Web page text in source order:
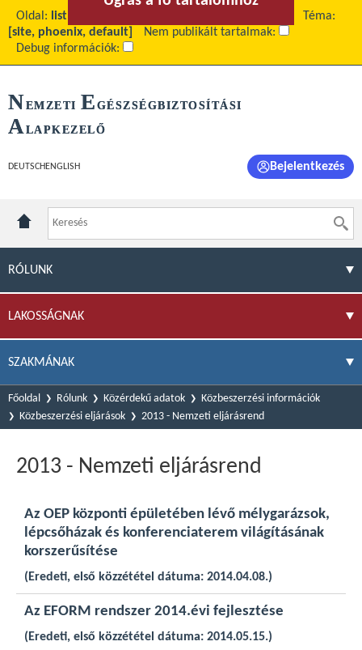
Oldal: list
Téma:
[site, phoenix, default]
Nem publikált tartalmak:
Debug információk:
NEMZETI E GÉSZSÉGBIZTOSÍTÁSI
ALAPKEZELŐ
DEUTSCH ENGLISH Bejelentkezés
RÓLUNK
LAKOSSÁGNAK
SZAKMÁNAK
Főoldal Rólunk Közérdekű adatok
Közbeszerzési információk
Közbeszerzési eljárások
2013 - Nemzeti eljárásrend
2013 - Nemzeti eljárásrend
Az OEP központi épületében lévő mélygarázsok,
lépcsőházak és konferenciaterem világításának
korszerűsítése
(Eredeti, első közzététel dátuma: 2014.04.08.)
Az EFORM rendszer 2014.évi fejlesztése
(Eredeti, első közzététel dátuma: 2014.05.15.)